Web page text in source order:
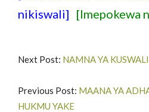
nikiswali] [Imepokewa
Next Post: NAMNA YA KUSWALI
Previous Post: MAANA YA
HUKMU YAKE